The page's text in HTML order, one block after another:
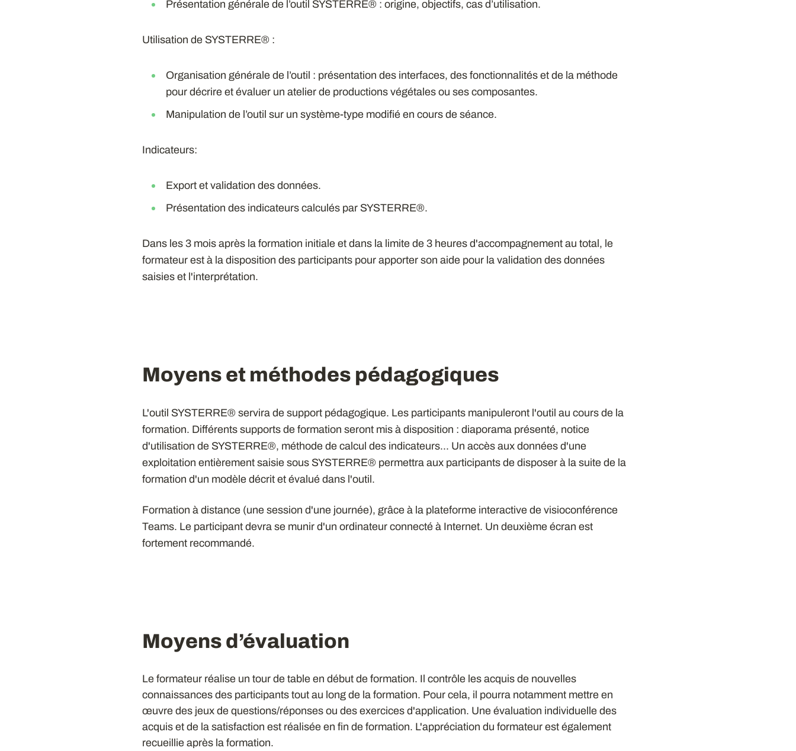
Présentation générale de l’outil SYSTERRE® : origine, objectifs, cas d’utilisation.
Utilisation de SYSTERRE® :
Organisation générale de l’outil : présentation des interfaces, des fonctionnalités et de la méthode
pour décrire et évaluer un atelier de productions végétales ou ses composantes.
Manipulation de l’outil sur un système-type modifié en cours de séance.
Indicateurs:
Export et validation des données.
Présentation des indicateurs calculés par SYSTERRE®.
Dans les 3 mois après la formation initiale et dans la limite de 3 heures d'accompagnement au total, le
formateur est à la disposition des participants pour apporter son aide pour la validation des données
saisies et l'interprétation.
Moyens et méthodes pédagogiques
L'outil SYSTERRE® servira de support pédagogique. Les participants manipuleront l'outil au cours de la
formation. Différents supports de formation seront mis à disposition : diaporama présenté, notice
d'utilisation de SYSTERRE®, méthode de calcul des indicateurs... Un accès aux données d'une
exploitation entièrement saisie sous SYSTERRE® permettra aux participants de disposer à la suite de la
formation d'un modèle décrit et évalué dans l'outil.
Formation à distance (une session d'une journée), grâce à la plateforme interactive de visioconférence
Teams. Le participant devra se munir d'un ordinateur connecté à Internet. Un deuxième écran est
fortement recommandé.
Moyens d’évaluation
Le formateur réalise un tour de table en début de formation. Il contrôle les acquis de nouvelles
connaissances des participants tout au long de la formation. Pour cela, il pourra notamment mettre en
œuvre des jeux de questions/réponses ou des exercices d'application. Une évaluation individuelle des
acquis et de la satisfaction est réalisée en fin de formation. L'appréciation du formateur est également
recueillie après la formation.